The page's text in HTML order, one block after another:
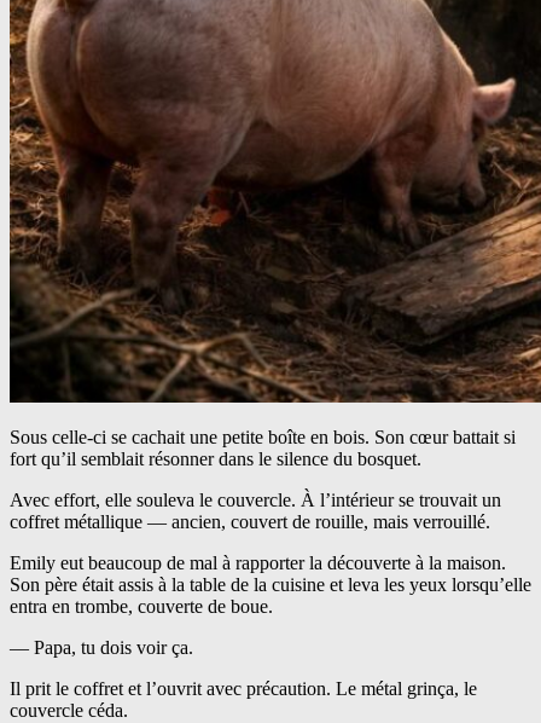
Sous celle-ci se cachait une petite boîte en bois. Son cœur battait si
fort qu’il semblait résonner dans le silence du bosquet.
Avec effort, elle souleva le couvercle. À l’intérieur se trouvait un
coffret métallique — ancien, couvert de rouille, mais verrouillé.
Emily eut beaucoup de mal à rapporter la découverte à la maison.
Son père était assis à la table de la cuisine et leva les yeux lorsqu’elle
entra en trombe, couverte de boue.
— Papa, tu dois voir ça.
Il prit le coffret et l’ouvrit avec précaution. Le métal grinça, le
couvercle céda.